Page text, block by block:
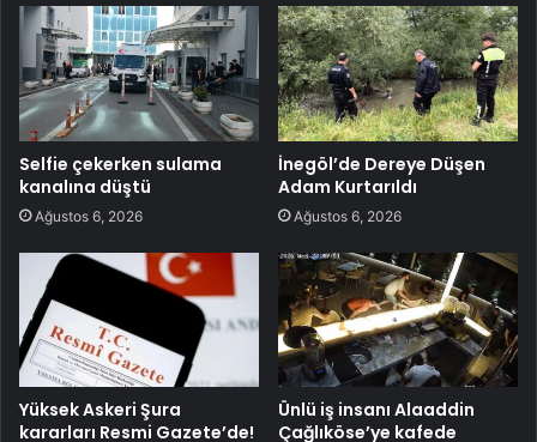
Selfie çekerken sulama
kanalına düştü
Ağustos 6, 2026
İnegöl’de Dereye Düşen
Adam Kurtarıldı
Ağustos 6, 2026
Yüksek Askeri Şura
kararları Resmi Gazete’de!
Ünlü iş insanı Alaaddin
Çağlıköse’ye kafede